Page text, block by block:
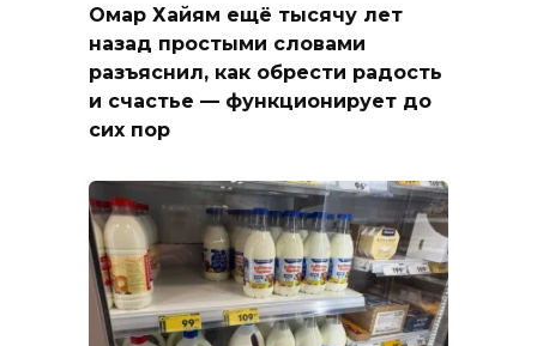
Омар Хайям ещё тысячу лет
назад простыми словами
разъяснил, как обрести радость
и счастье — функционирует до
сих пор